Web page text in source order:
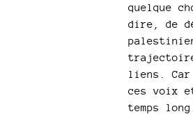
quelque
dire, de
liens. Car
ces voix
temps long.